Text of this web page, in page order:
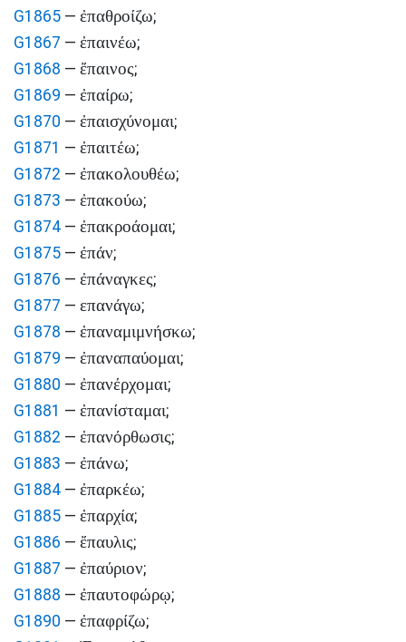
G1865 — ἐπαθροίζω;
G1867 — ἐπαινέω;
G1868 — ἔπαινος;
G1869 — ἐπαίρω;
G1870 — ἐπαισχύνομαι;
G1871 — ἐπαιτέω;
G1872 — ἐπακολουθέω;
G1873 — ἐπακούω;
G1874 — ἐπακροάομαι;
G1875 — ἐπάν;
G1876 — ἐπάναγκες;
G1877 — επανάγω;
G1878 — ἐπαναμιμνήσκω;
G1879 — ἐπαναπαύομαι;
G1880 — ἐπανέρχομαι;
G1881 — ἐπανίσταμαι;
G1882 — ἐπανόρθωσις;
G1883 — ἐπάνω;
G1884 — ἐπαρκέω;
G1885 — ἐπαρχία;
G1886 — ἔπαυλις;
G1887 — ἐπαύριον;
G1888 — ἐπαυτοφώρῳ;
G1890 — ἐπαφρίζω;